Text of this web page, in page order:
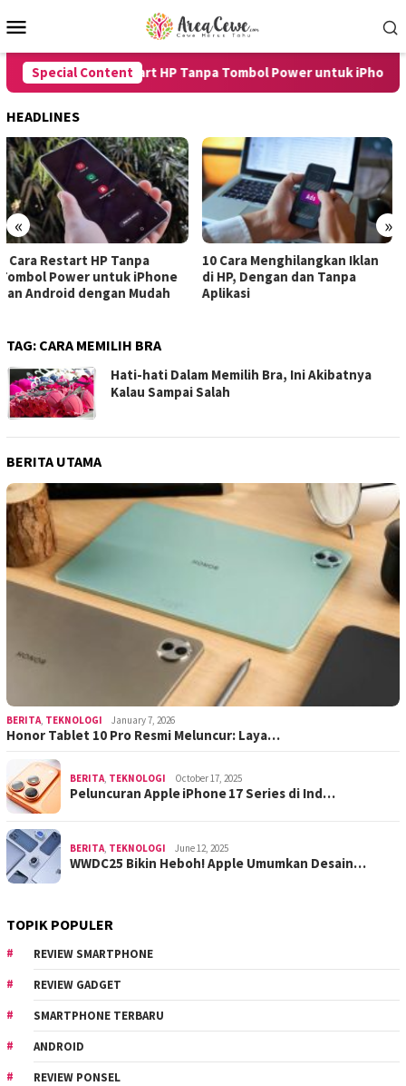
to
Menu
Special Content
8 Cara Restart HP Tanpa Tombol Power untuk iPhone
HEADLINES
« »
10 Cara Menghilangkan Iklan
di HP, Dengan dan Tanpa
Aplikasi
7 Cara Merekam Suara di HP
untuk Android dan iPhone
dengan Hasil Jernih
TAG: CARA MEMILIH BRA
Hati-hati Dalam Memilih Bra, Ini Akibatnya
Kalau Sampai Salah
BERITA UTAMA
BERITA TEKNOLOGI January 7, 2026
Honor Tablet 10 Pro Resmi Meluncur: Laya…
BERITA TEKNOLOGI October 17, 2025
Peluncuran Apple iPhone 17 Series di Ind…
BERITA TEKNOLOGI June 12, 2025
WWDC25 Bikin Heboh! Apple Umumkan Desain…
TOPIK POPULER
REVIEW SMARTPHONE
REVIEW GADGET
SMARTPHONE TERBARU
ANDROID
REVIEW PONSEL